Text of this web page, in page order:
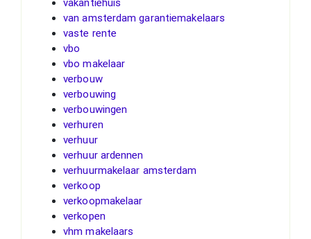
van amsterdam garantiemakelaars
vaste rente
vbo
vbo makelaar
verbouw
verbouwing
verbouwingen
verhuren
verhuur
verhuur ardennen
verhuurmakelaar amsterdam
verkoop
verkoopmakelaar
verkopen
vhm makelaars